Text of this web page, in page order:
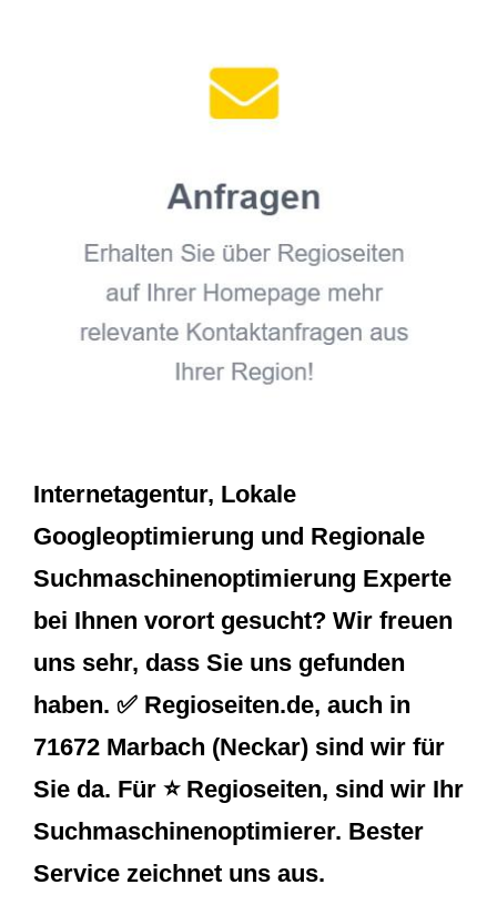
Internetagentur, Lokale
Googleoptimierung und Regionale
Suchmaschinenoptimierung Experte
bei Ihnen vorort gesucht? Wir freuen
uns sehr, dass Sie uns gefunden
haben. ✅ Regioseiten.de, auch in
71672 Marbach (Neckar) sind wir für
Sie da. Für ⭐ Regioseiten, sind wir Ihr
Suchmaschinenoptimierer. Bester
Service zeichnet uns aus.